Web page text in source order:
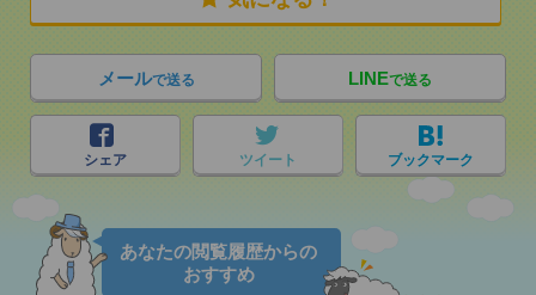
メールで送る LINEで送る
シェア ツイート ブックマーク
あなたの閲覧履歴からの
おすすめ